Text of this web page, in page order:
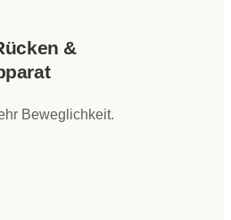
&
Beweglichkeit.